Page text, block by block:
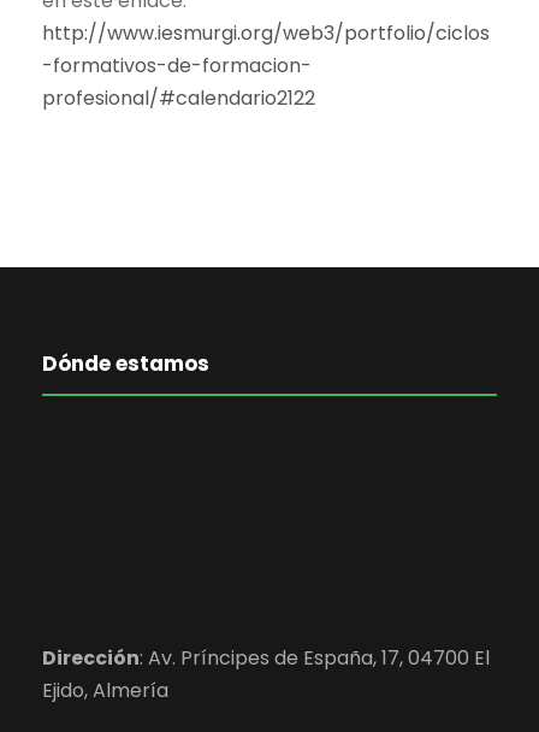
http://www.iesmurgi.org/web3/portfolio/ciclos
-formativos-de-formacion-
profesional/#calendario2122
Dónde estamos
Dirección: Av. Príncipes de España, 17, 04700 El
Ejido,Almería